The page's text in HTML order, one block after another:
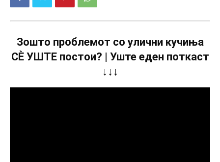
Зошто проблемот со улични кучиња
СÈ УШТЕ постои? | Уште еден поткаст
↓↓↓